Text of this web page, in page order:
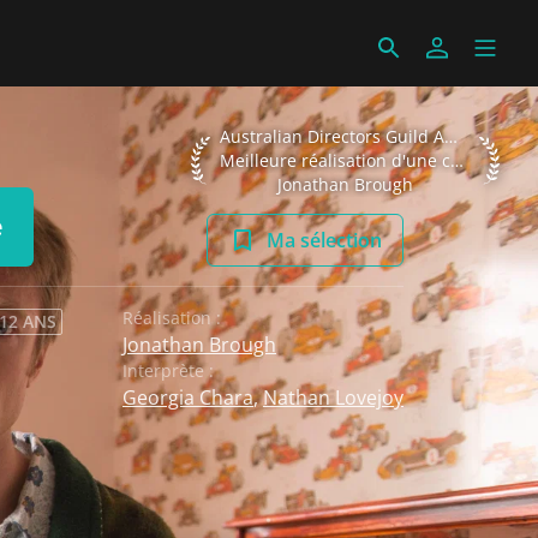
Australian Directors Guild Awards
Australian Directors Guild Awards 2016
Meilleure réalisation d'une comédie télévisée
Jonathan Brough
Ma sélection
ANS Réalisation :
Jonathan Brough
Interprète :
Georgia Chara,Nathan Lovejoy